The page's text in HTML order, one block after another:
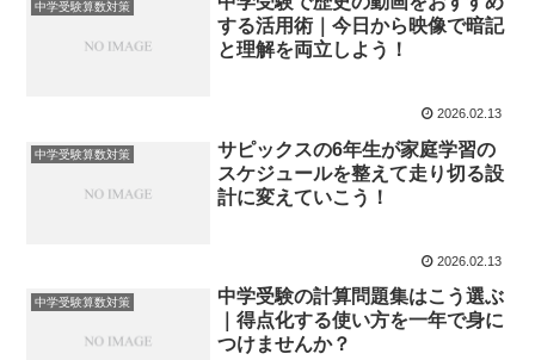
中学受験算数対策
する活用術｜今日から映像で暗記
と理解を両立しよう！
2026.02.13
中学受験算数対策
サピックスの6年生が家庭学習の
スケジュールを整えて走り切る設
計に変えていこう！
2026.02.13
中学受験算数対策
中学受験の計算問題集はこう選ぶ
｜得点化する使い方を一年で身に
つけませんか？